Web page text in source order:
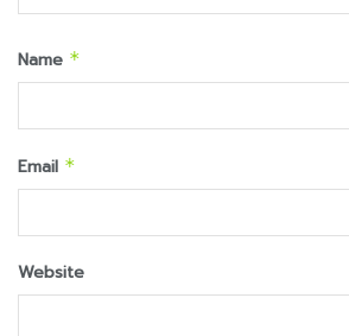
Name *
Email *
Website